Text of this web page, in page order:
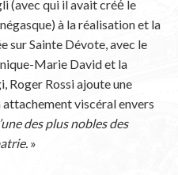
(avec qui il avait créé́ le
à la réalisation et la
sur Sainte Dévote, avec le
Marie David et la
Roger Rossi ajoute une
attachement viscéral envers
des plus nobles des
»